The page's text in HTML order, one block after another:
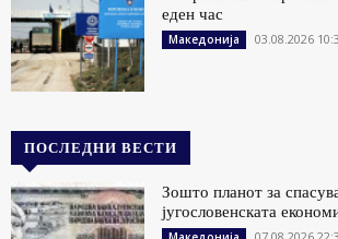
еден час
Македонија 03.08.2026
ПОСЛЕДНИ ВЕСТИ
Зошто планот за
југословенската